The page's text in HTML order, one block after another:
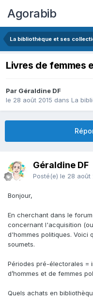
Agorabib
La bibliothèque et ses
Livres de femmes
Par Géraldine DF
le 28 août 2015 dans La
Géraldine DF
Posté(e) le 28 août
Bonjour,
En cherchant dans le
concernant l'acquisition
d'hommes politiques. Voici
soumets.
Périodes pré-électorales =
d’hommes et de femmes
Quels achats en